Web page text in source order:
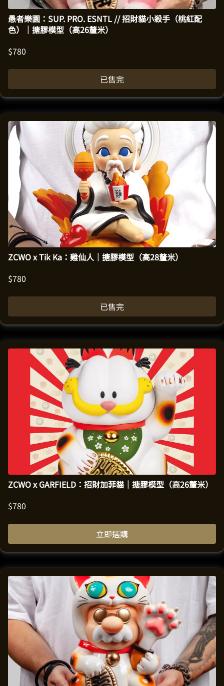
愚者樂園：SUP. PRO. ESNTL // 招財貓小殺手（桃紅配
色）｜搪膠模型（高26釐米）
$780
已售完
ZCWO x Tik Ka：雞仙人｜搪膠模型（高28釐米）
$780
已售完
ZCWO x GARFIELD：招財加菲貓｜搪膠模型（高26釐米）
$780
立即選購